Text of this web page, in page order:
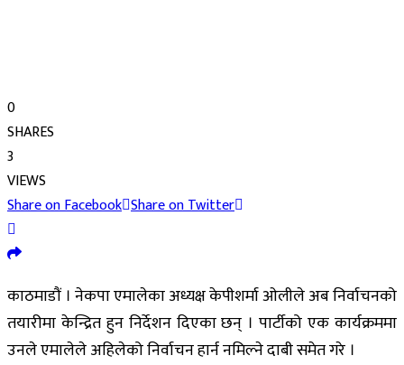
0
SHARES
3
VIEWS
Share on Facebook Share on Twitter
काठमाडौं । नेकपा एमालेका अध्यक्ष केपीशर्मा ओलीले अब निर्वाचनको
तयारीमा केन्द्रित हुन निर्देशन दिएका छन् । पार्टीको एक कार्यक्रममा
उनले एमालेले अहिलेको निर्वाचन हार्न नमिल्ने दाबी समेत गरे ।